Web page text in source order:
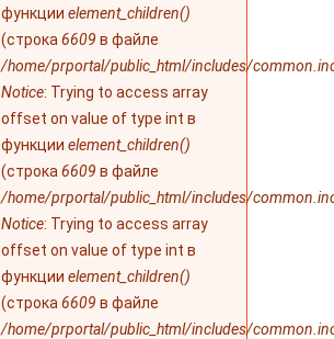
функции element_children()
(строка 6609 в файле
/home/prportal/public_html/includes/
Notice: Trying to access array
offset on value of type int в
функции element_children()
(строка 6609 в файле
/home/prportal/public_html/includes/
Notice: Trying to access array
offset on value of type int в
функции element_children()
(строка 6609 в файле
/home/prportal/public_html/includes/